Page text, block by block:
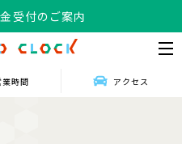
受付のご案内
業時間 アクセス